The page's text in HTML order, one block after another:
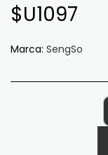
$U1097
Marca: SengSo